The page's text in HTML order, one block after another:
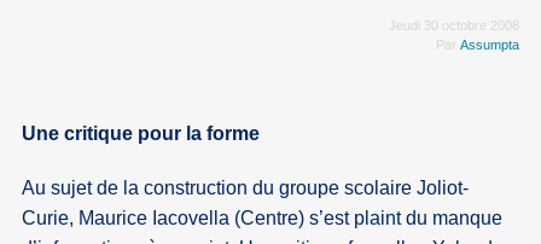
Jeudi 30 octobre 2008
Par Assumpta
Une critique pour la forme
Au sujet de la construction du groupe scolaire Joliot-
Curie, Maurice Iacovella (Centre) s’est plaint du manque